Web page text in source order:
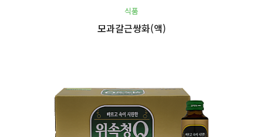
식품
모과갈근쌍화(액)